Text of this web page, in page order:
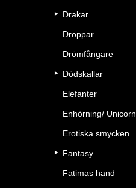
Drakar
Droppar
Drömfångare
Dödskallar
Elefanter
Enhörning/ Unicorn
Erotiska smycken
Fantasy
Fatimas hand